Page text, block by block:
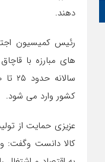
زبان عربیدهند.
رئیس کمیسیون
های مبارزه با
کشور وارد می شود.
عزیزی حمایت از
کالا دانست وگفت: